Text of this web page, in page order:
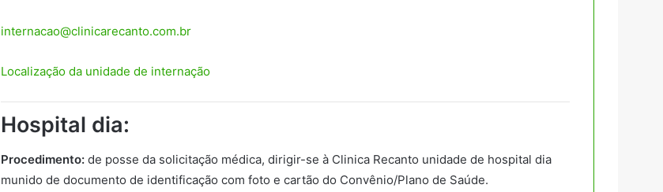
internacao@clinicarecanto.com.br
Localização da unidade de internação
Hospital dia:
Procedimento: de posse da solicitação médica, dirigir-se à Clinica Recanto unidade de hospital dia
munido de documento de identificação com foto e cartão do Convênio/Plano de Saúde.